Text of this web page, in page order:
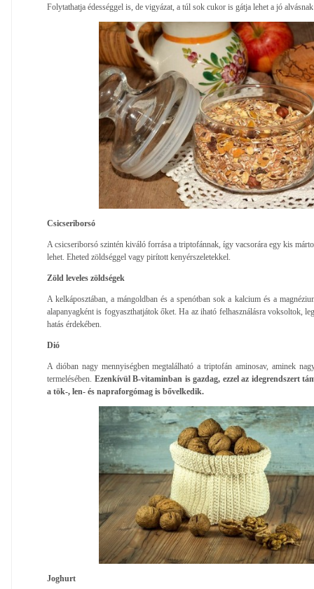
Folytathatja édességgel is, de vigyázat, a túl sok cukor is gátja lehet a jó
Csicseriborsó
A csicseriborsó szintén kiváló forrása a triptofánnak, így vacsorára egy kis
lehet. Eheted zöldséggel vagy pirított kenyérszeletekkel.
Zöld leveles zöldségek
A kelkáposztában, a mángoldban és a spenótban sok a kalcium és a
alapanyagként is fogyaszthatjátok őket. Ha az iható felhasználásra voksoltok,
hatás érdekében.
Dió
A dióban nagy mennyiségben megtalálható a triptofán aminosav, aminek
termelésében. Ezenkívül B-vitaminban is gazdag, ezzel az idegrendszert
a tök-, len- és napraforgómag is bővelkedik.
Joghurt